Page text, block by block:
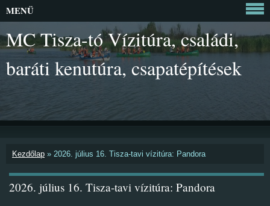
MC Tisza-tó Vízitúra, családi,
baráti kenutúra, csapatépítések
Kezdőlap » 2026. július 16. Tisza-tavi vízitúra: Pandora
2026. július 16. Tisza-tavi vízitúra: Pandora
MENÜ